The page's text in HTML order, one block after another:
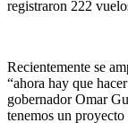
registraron 222
Recientemente se
“ahora hay que
gobernador Omar
tenemos un